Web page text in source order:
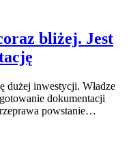
bliżej. Jest
dużej inwestycji. Władze
dokumentacji
powstanie…